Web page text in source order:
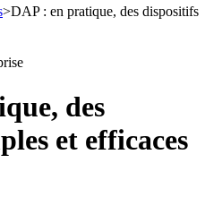
>DAP : en pratique, des dispositifs
des
et efficaces